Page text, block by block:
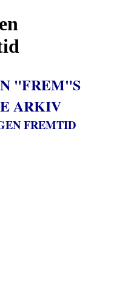
"FREM"S
ARKIV
FREMTID